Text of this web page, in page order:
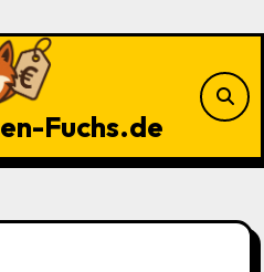
Fuchs.de